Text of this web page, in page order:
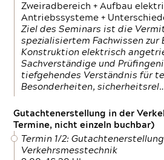
Zweiradbereich + Aufbau
Antriebssysteme +
Ziel des Seminars ist die
spezialisiertem Fachwissen zur
Konstruktion elektrisch
Sachverständige und
tiefgehendes Verständnis für
Besonderheiten,
Gutachtenerstellung in der
Termine, nicht einzeln buchbar)
Termin 1/2:
Verkehrsmesstechnik